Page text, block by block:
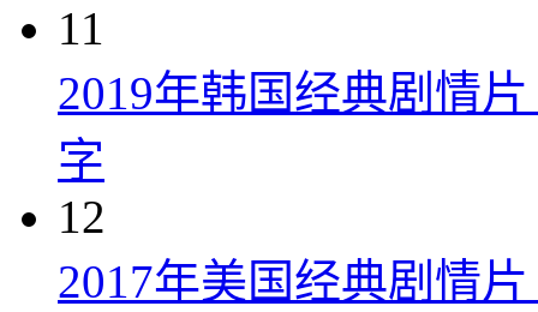
11
2019年韩国经典剧情
字
12
2017年美国经典剧情